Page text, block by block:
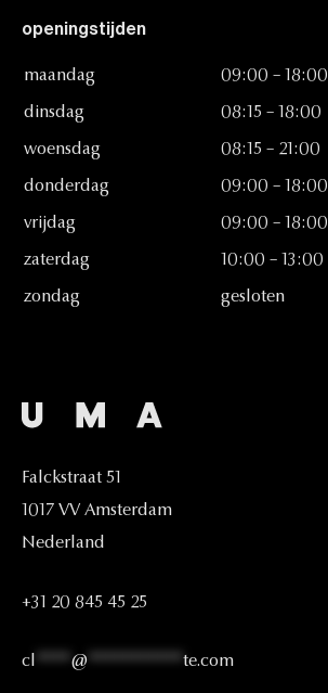
openingstijden
maandag 09:00 – 18:00
dinsdag 08:15 – 18:00
woensdag 08:15 – 21:00
donderdag 09:00 – 18:00
vrijdag 09:00 – 18:00
zaterdag 10:00 – 13:00
zondag gesloten
Falckstraat 51
1017 VV Amsterdam
Nederland
+31 20 845 45 25
cl **** @ ***********te.com